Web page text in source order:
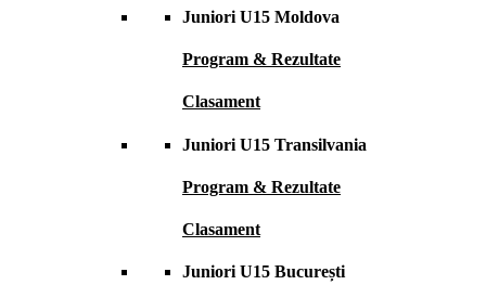
Juniori U15 Moldova
Program & Rezultate
Clasament
Juniori U15 Transilvania
Program & Rezultate
Clasament
Juniori U15 București